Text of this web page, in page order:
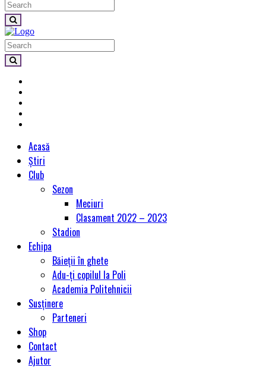
Acasă
Știri
Club
Sezon
Meciuri
Clasament 2022 – 2023
Stadion
Echipa
Băieții în ghete
Adu-ți copilul la Poli
Academia Politehnicii
Susținere
Parteneri
Shop
Contact
Ajutor